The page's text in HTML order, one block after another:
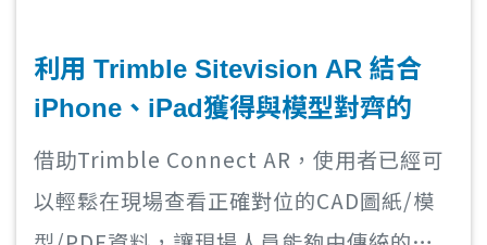
利用 Trimble Sitevision AR 結合
iPhone、iPad獲得與模型對齊的點
雲！
借助Trimble Connect AR，使用者已經可
以輕鬆在現場查看正確對位的CAD圖紙/模